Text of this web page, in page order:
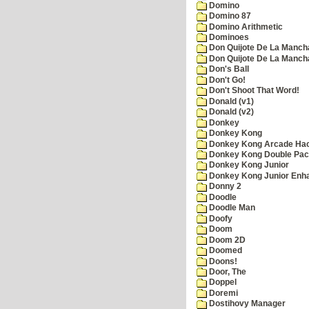
Domino
Domino 87
Domino Arithmetic
Dominoes
Don Quijote De La
Don Quijote De La
Don's Ball
Don't Go!
Don't Shoot That Word!
Donald (v1)
Donald (v2)
Donkey
Donkey Kong
Donkey Kong Arcade
Donkey Kong Double
Donkey Kong Junior
Donkey Kong Junior
Donny 2
Doodle
Doodle Man
Doofy
Doom
Doom 2D
Doomed
Doons!
Door, The
Doppel
Doremi
Dostihovy Manager